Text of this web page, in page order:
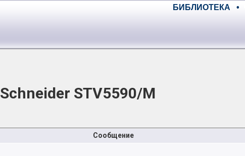
БИБЛИОТЕКА •
Schneider STV5590/M
Сообщение